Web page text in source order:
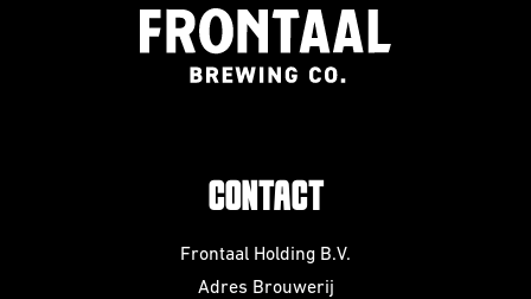
CONTACT
Frontaal Holding B.V.
Adres Brouwerij